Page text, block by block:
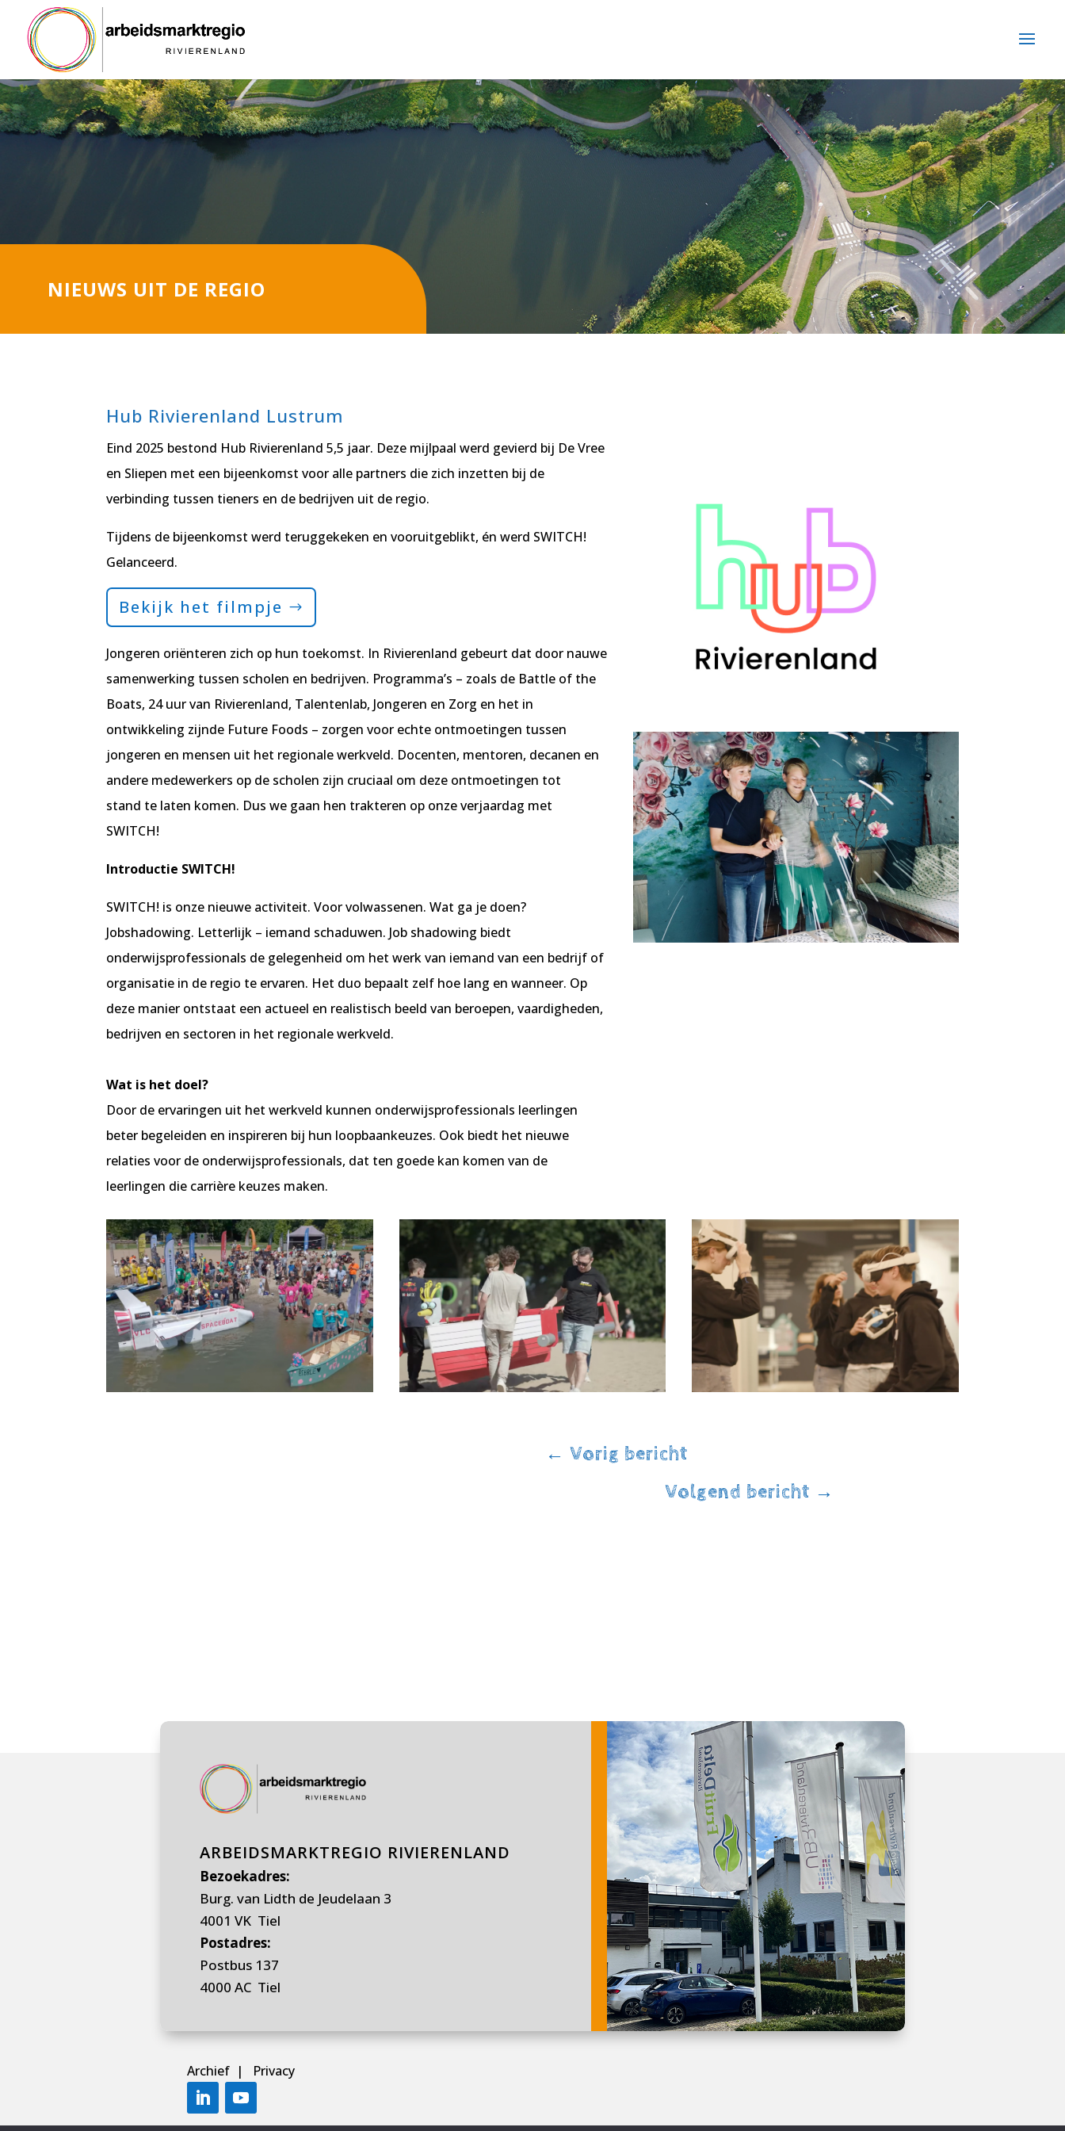
NIEUWS UIT DE REGIO
Hub Rivierenland Lustrum
Eind 2025 bestond Hub Rivierenland 5,5 jaar. Deze mijlpaal werd gevierd bij De Vree
en Sliepen met een bijeenkomst voor alle partners die zich inzetten bij de
verbinding tussen tieners en de bedrijven uit de regio.
Tijdens de bijeenkomst werd teruggekeken en vooruitgeblikt, én werd SWITCH!
Gelanceerd.
Bekijk het filmpje
Jongeren oriënteren zich op hun toekomst. In Rivierenland gebeurt dat door nauwe
samenwerking tussen scholen en bedrijven. Programma’s – zoals de Battle of the
Boats, 24 uur van Rivierenland, Talentenlab, Jongeren en Zorg en het in
ontwikkeling zijnde Future Foods – zorgen voor echte ontmoetingen tussen
jongeren en mensen uit het regionale werkveld. Docenten, mentoren, decanen en
andere medewerkers op de scholen zijn cruciaal om deze ontmoetingen tot
stand te laten komen. Dus we gaan hen trakteren op onze verjaardag met
SWITCH!
Introductie SWITCH!
SWITCH! is onze nieuwe activiteit. Voor volwassenen. Wat ga je doen?
Jobshadowing. Letterlijk – iemand schaduwen. Job shadowing biedt
onderwijsprofessionals de gelegenheid om het werk van iemand van een bedrijf of
organisatie in de regio te ervaren. Het duo bepaalt zelf hoe lang en wanneer. Op
deze manier ontstaat een actueel en realistisch beeld van beroepen, vaardigheden,
bedrijven en sectoren in het regionale werkveld.
Wat is het doel?
Door de ervaringen uit het werkveld kunnen onderwijsprofessionals leerlingen
beter begeleiden en inspireren bij hun loopbaankeuzes. Ook biedt het nieuwe
relaties voor de onderwijsprofessionals, dat ten goede kan komen van de
leerlingen die carrière keuzes maken.
←Vorig bericht
Volgend bericht →
ARBEIDSMARKTREGIO RIVIERENLAND
Bezoekadres:
Burg. van Lidth de Jeudelaan 3
4001 VK Tiel
Postadres:
Postbus 137
4000 AC Tiel
Archief | Privacy